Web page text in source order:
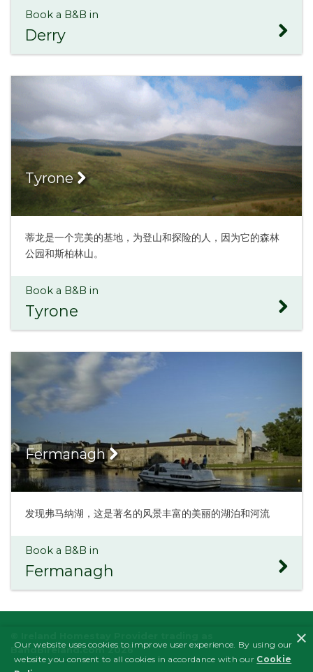
Book a B&B in
Derry
Tyrone
蒂龙是一个完美的基地，为登山和探险的人，因为它的森林
公园和斯柏林山。
Book a B&B in
Tyrone
Fermanagh
发现弗马纳湖，这是著名的风景丰富的美丽的湖泊和河流
Book a B&B in
Fermanagh
BandBIreland.com 2026
×
Our website uses cookies to improve user experience. By using our
website you consent to all cookies in accordance with our Cookie